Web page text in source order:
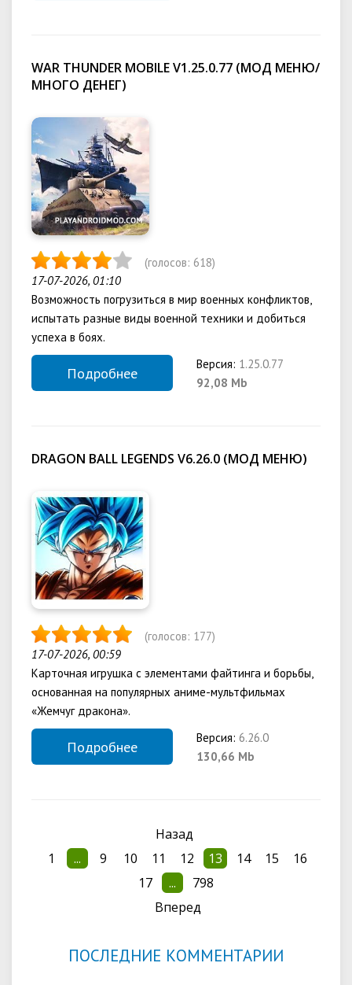
WAR THUNDER MOBILE V1.25.0.77 (МОД МЕНЮ/
МНОГО ДЕНЕГ)
(голосов: 618)
17-07-2026, 01:10
Возможность погрузиться в мир военных конфликтов,
испытать разные виды военной техники и добиться
успеха в боях.
Подробнее
Версия: 1.25.0.77
92,08 Mb
DRAGON BALL LEGENDS V6.26.0 (МОД МЕНЮ)
(голосов: 177)
17-07-2026, 00:59
Карточная игрушка с элементами файтинга и борьбы,
основанная на популярных аниме-мультфильмах
«Жемчуг дракона».
Подробнее
Версия: 6.26.0
130,66 Mb
Назад
1
... 9 10 11 12 13 14 15
16
17
...
798
Вперед
ПОСЛЕДНИЕ КОММЕНТАРИИ